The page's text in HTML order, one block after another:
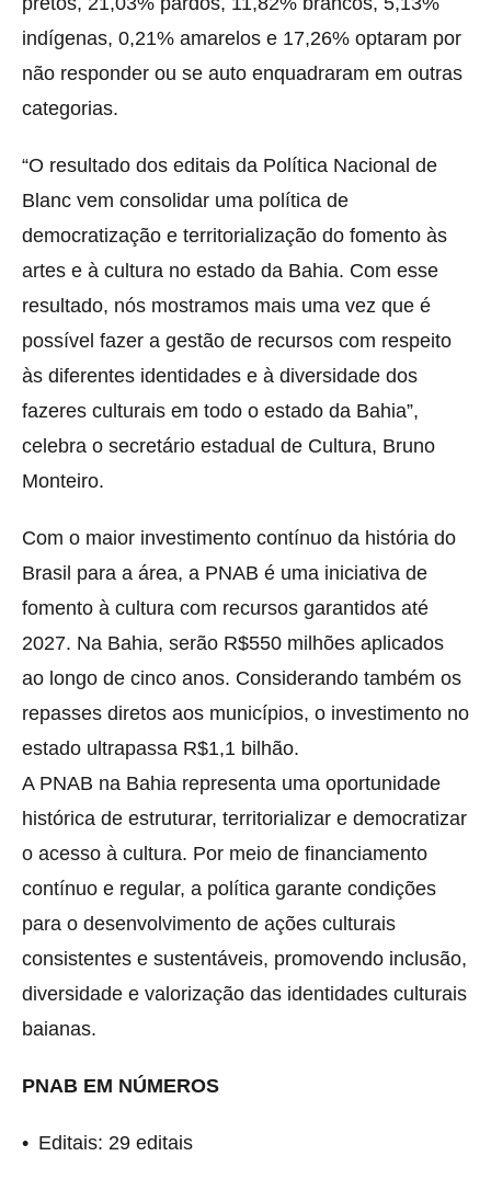
indígenas, 0,21% amarelos e 17,26% optaram por
não responder ou se auto enquadraram em outras
categorias.
“O resultado dos editais da Política Nacional de
Blanc vem consolidar uma política de
democratização e territorialização do fomento às
artes e à cultura no estado da Bahia. Com esse
resultado, nós mostramos mais uma vez que é
possível fazer a gestão de recursos com respeito
às diferentes identidades e à diversidade dos
fazeres culturais em todo o estado da Bahia”,
celebra o secretário estadual de Cultura, Bruno
Monteiro.
Com o maior investimento contínuo da história do
Brasil para a área, a PNAB é uma iniciativa de
fomento à cultura com recursos garantidos até
2027. Na Bahia, serão R$550 milhões aplicados
ao longo de cinco anos. Considerando também os
repasses diretos aos municípios, o investimento no
estado ultrapassa R$1,1 bilhão.
A PNAB na Bahia representa uma oportunidade
histórica de estruturar, territorializar e democratizar
o acesso à cultura. Por meio de financiamento
contínuo e regular, a política garante condições
para o desenvolvimento de ações culturais
consistentes e sustentáveis, promovendo inclusão,
diversidade e valorização das identidades culturais
baianas.
PNAB EM NÚMEROS
• Editais: 29 editais